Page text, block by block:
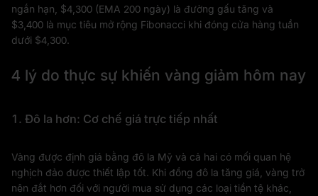
ngắn hạn, $4,300 (EMA 200 ngày) là đường gấu tăng và
$3,400 là mục tiêu mở rộng Fibonacci khi đóng cửa hàng tuần
dưới $4,300.
4 lý do thực sự khiến vàng giảm hôm nay
1. Đô la hơn: Cơ chế giá trực tiếp nhất
Vàng được định giá bằng đô la Mỹ và cả hai có mối quan hệ
nghịch đảo được thiết lập tốt. Khi đồng đô la tăng giá, vàng trở
nên đắt hơn đối với người mua sử dụng các loại tiền tệ khác,